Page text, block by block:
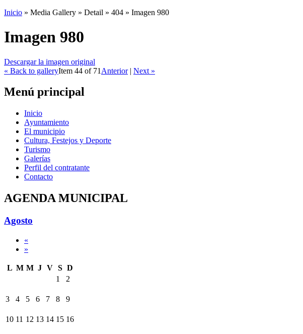
Inicio » Media Gallery » Detail » 404 » Imagen 980
Imagen 980
Descargar la imagen original
« Back to galleryItem 44 of 71 Anterior| Next »
Menú principal
Inicio
Ayuntamiento
El municipio
Cultura, Festejos y Deporte
Turismo
Galerías
Perfil del contratante
Contacto
AGENDA MUNICIPAL
Agosto
«
»
L M M J V S D
1
2
3 4 5 6 7 8 9
10 11 12 13 14 15 16